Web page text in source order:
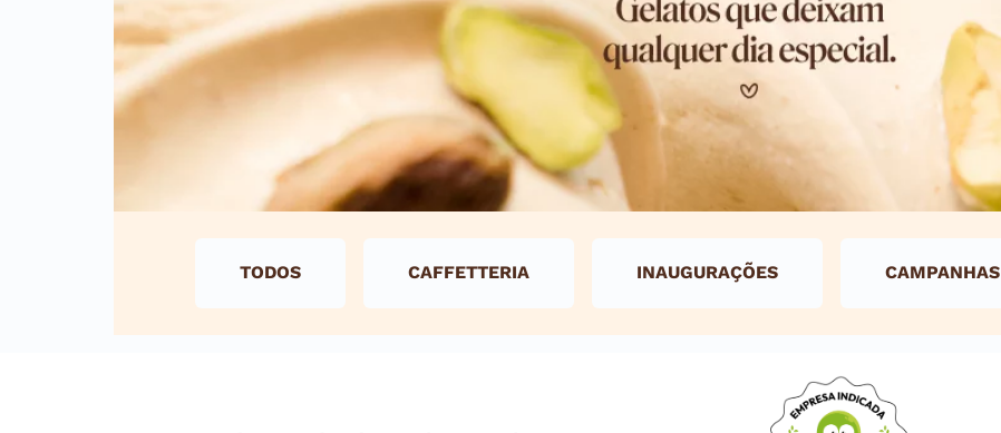
TODOS CAFFETTERIA INAUGURAÇÕES CAMPANHAS